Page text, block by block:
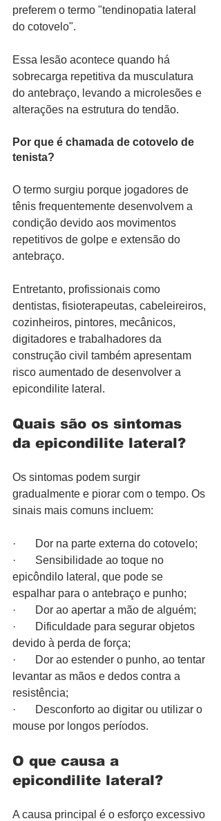
preferem o termo "tendinopatia lateral
do cotovelo".
Essa lesão acontece quando há
sobrecarga repetitiva da musculatura
do antebraço, levando a microlesões e
alterações na estrutura do tendão.
Por que é chamada de cotovelo de
tenista?
O termo surgiu porque jogadores de
tênis frequentemente desenvolvem a
condição devido aos movimentos
repetitivos de golpe e extensão do
antebraço.
Entretanto, profissionais como
dentistas, fisioterapeutas, cabeleireiros,
cozinheiros, pintores, mecânicos,
digitadores e trabalhadores da
construção civil também apresentam
risco aumentado de desenvolver a
epicondilite lateral.
Quais são os sintomas
da epicondilite lateral?
Os sintomas podem surgir
gradualmente e piorar com o tempo. Os
sinais mais comuns incluem:
·       Dor na parte externa do cotovelo;
·       Sensibilidade ao toque no
epicôndilo lateral, que pode se
espalhar para o antebraço e punho;
·       Dor ao apertar a mão de alguém;
·       Dificuldade para segurar objetos
devido à perda de força;
·       Dor ao estender o punho, ao tentar
levantar as mãos e dedos contra a
resistência;
·       Desconforto ao digitar ou utilizar o
mouse por longos períodos.
O que causa a
epicondilite lateral?
A causa principal é o esforço excessivo